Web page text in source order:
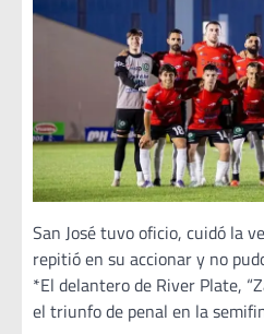
San José tuvo oficio, cuidó la
repitió en su accionar y no
*El delantero de River Plate,
el triunfo de penal en la